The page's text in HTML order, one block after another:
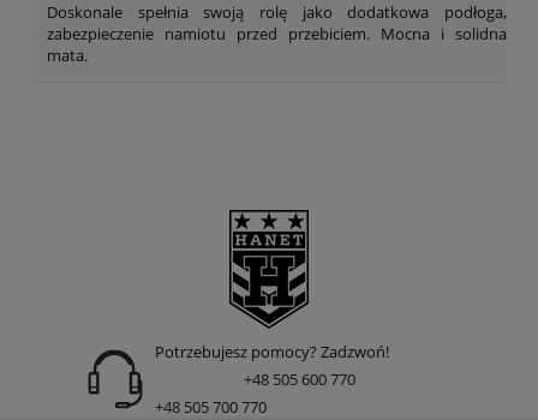
Doskonale spełnia swoją rolę jako dodatkowa podłoga,
zabezpieczenie namiotu przed przebiciem. Mocna i solidna
mata.
Potrzebujesz pomocy? Zadzwoń!
+48 505 600 770
+48 505 700 770